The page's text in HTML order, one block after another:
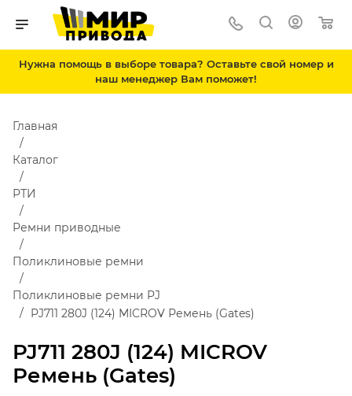
Нужна помощь в выборе товара? Оставьте свой номер и
наш менеджер Вам поможет!
PJ711 280J (124) MICROV
Ремень (Gates)
Главная
Каталог
РТИ
Ремни приводные
Поликлиновые ремни
Поликлиновые ремни PJ
PJ711 280J (124) MICROV Ремень (Gates)